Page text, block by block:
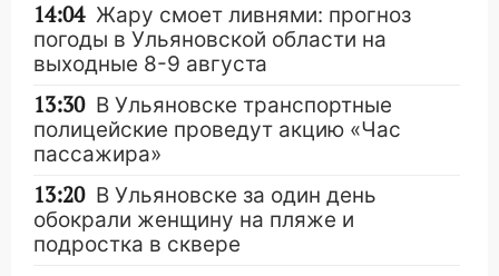
14:04 Жару смоет ливнями: прогноз
погоды в Ульяновской области на
выходные 8-9 августа
13:30 В Ульяновске транспортные
полицейские проведут акцию «Час
пассажира»
13:20 В Ульяновске за один день
обокрали женщину на пляже и
подростка в сквере